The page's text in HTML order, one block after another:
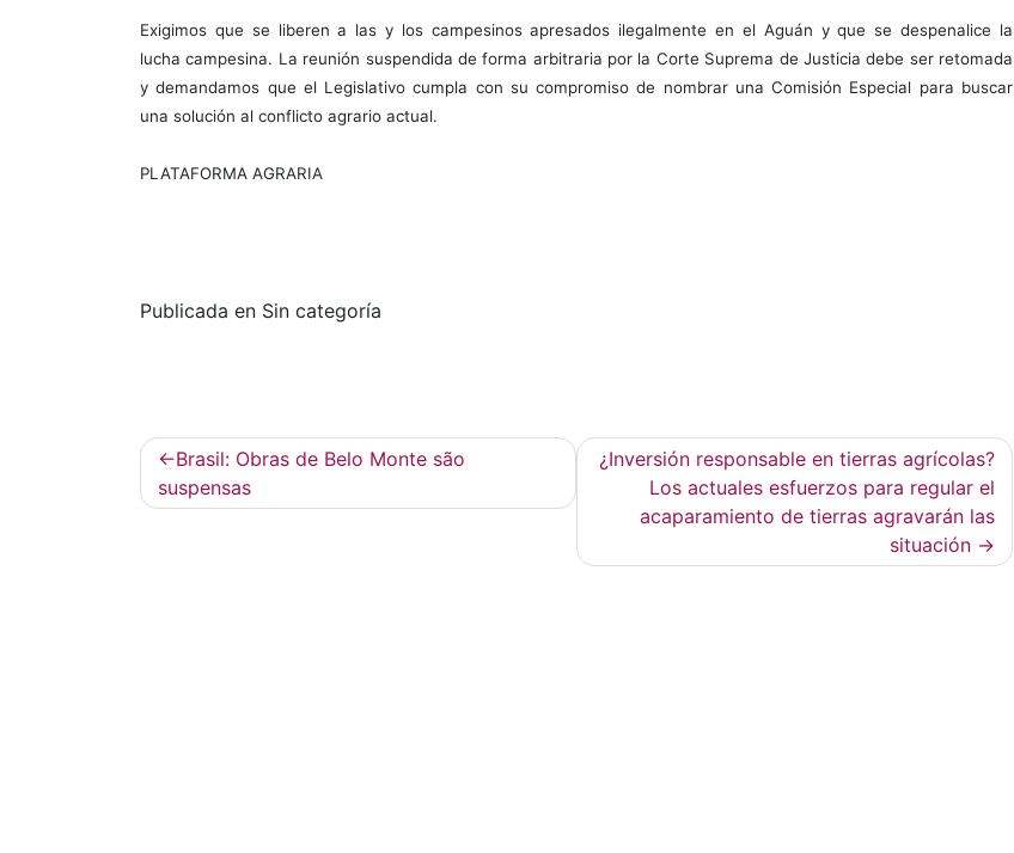
Exigimos que se liberen a las y los campesinos apresados ilegalmente en el Aguán y que se despenalice la
lucha campesina. La reunión suspendida de forma arbitraria por la Corte Suprema de Justicia debe ser retomada
y demandamos que el Legislativo cumpla con su compromiso de nombrar una Comisión Especial para buscar
una solución al conflicto agrario actual.
PLATAFORMA AGRARIA
Publicada en Sin categoría
Navegación
de
Brasil: Obras de Belo Monte são
suspensas
¿Inversión responsable en tierras agrícolas?
Los actuales esfuerzos para regular el
acaparamiento de tierras agravarán las
situación